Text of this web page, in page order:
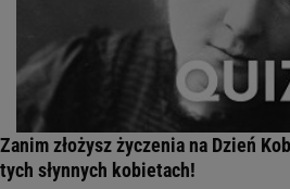
Zanim złożysz życzenia na Dzień
tych słynnych kobietach!